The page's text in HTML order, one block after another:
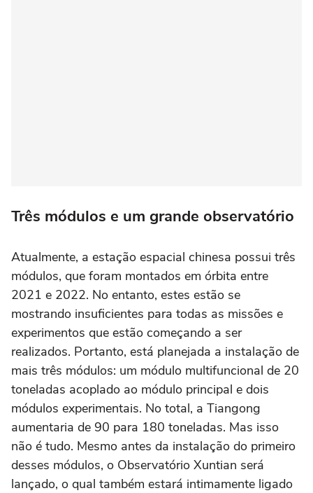
Três módulos e um grande observatório
Atualmente, a estação espacial chinesa possui três
módulos, que foram montados em órbita entre
2021 e 2022. No entanto, estes estão se
mostrando insuficientes para todas as missões e
experimentos que estão começando a ser
realizados. Portanto, está planejada a instalação de
mais três módulos: um módulo multifuncional de 20
toneladas acoplado ao módulo principal e dois
módulos experimentais. No total, a Tiangong
aumentaria de 90 para 180 toneladas. Mas isso
não é tudo. Mesmo antes da instalação do primeiro
desses módulos, o Observatório Xuntian será
lançado, o qual também estará intimamente ligado